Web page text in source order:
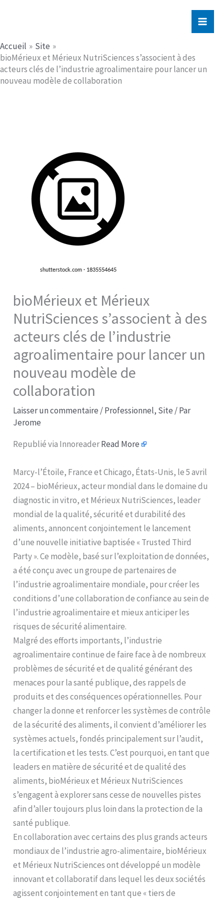
Accueil
Site
bioMérieux et Mérieux NutriSciences s’associent à des
acteurs clés de l’industrie agroalimentaire pour lancer un
nouveau modèle de collaboration
bioMérieux et Mérieux
NutriSciences s’associent à des
acteurs clés de l’industrie
agroalimentaire pour lancer un
nouveau modèle de
collaboration
Laisser un commentaire /Professionnel, Site / Par
Jerome
Republié via InnoreaderRead More
Marcy-l’Étoile, France et Chicago, États-Unis, le 5 avril
2024 – bioMérieux, acteur mondial dans le domaine du
diagnostic in vitro, et Mérieux NutriSciences, leader
mondial de la qualité, sécurité et durabilité des
aliments, annoncent conjointement le lancement
d’une nouvelle initiative baptisée « Trusted Third
Party ». Ce modèle, basé sur l’exploitation de données,
a été conçu avec un groupe de partenaires de
l’industrie agroalimentaire mondiale, pour créer les
conditions d’une collaboration de confiance au sein de
l’industrie agroalimentaire et mieux anticiper les
risques de sécurité alimentaire.
Malgré des efforts importants, l’industrie
agroalimentaire continue de faire face à de nombreux
problèmes de sécurité et de qualité générant des
menaces pour la santé publique, des rappels de
produits et des conséquences opérationnelles. Pour
changer la donne et renforcer les systèmes de contrôle
de la sécurité des aliments, il convient d’améliorer les
systèmes actuels, fondés principalement sur l’audit,
la certification et les tests. C’est pourquoi, en tant que
leaders en matière de sécurité et de qualité des
aliments, bioMérieux et Mérieux NutriSciences
s’engagent à explorer sans cesse de nouvelles pistes
afin d’aller toujours plus loin dans la protection de la
santé publique.
En collaboration avec certains des plus grands acteurs
mondiaux de l’industrie agro-alimentaire, bioMérieux
et Mérieux NutriSciences ont développé un modèle
innovant et collaboratif dans lequel les deux sociétés
agissent conjointement en tant que « tiers de